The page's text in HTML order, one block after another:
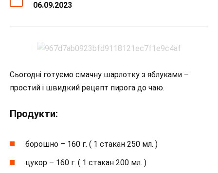
06.09.2023
Сьогодні готуємо смачну шарлотку з яблуками –
простий і швидкий рецепт пирога до чаю.
Продукти:
борошно – 160 г. ( 1 стакан 250 мл. )
цукор – 160 г. ( 1 стакан 200 мл. )